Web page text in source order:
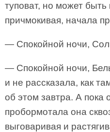
туповат, но может
причмокивая, начала
— Спокойной ночи,
— Спокойной ночи,
и не рассказала, как
об этом завтра. А пока
пробормотала она
выговаривая и